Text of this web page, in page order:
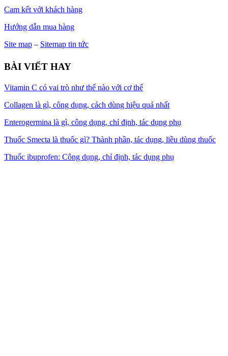
Cam kết với khách hàng
Hướng dẫn mua hàng
Site map – Sitemap tin tức
BÀI VIẾT HAY
Vitamin C có vai trò như thế nào với cơ thể
Collagen là gì, công dụng, cách dùng hiệu quả nhất
Enterogermina là gì, công dụng, chỉ định, tác dụng phụ
Thuốc Smecta là thuốc gì? Thành phần, tác dụng, liều dùng thuốc
Thuốc ibuprofen: Công dụng, chỉ định, tác dụng phụ